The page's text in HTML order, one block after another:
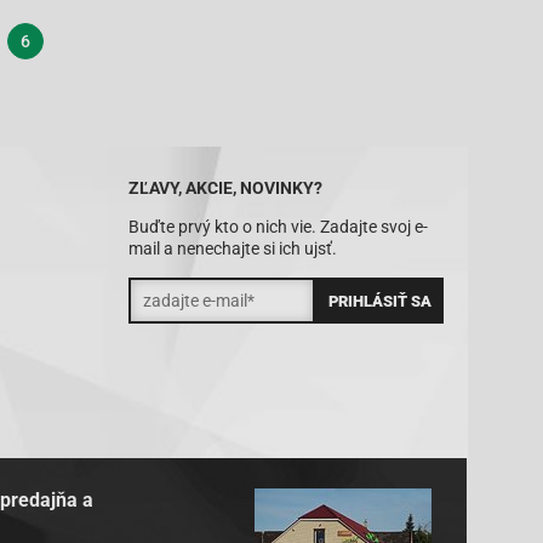
6
ZĽAVY, AKCIE, NOVINKY?
Buďte prvý kto o nich vie. Zadajte svoj e-
mail a nenechajte si ich ujsť.
a